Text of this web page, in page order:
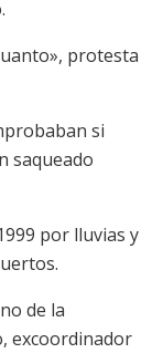
protesta
si
saqueado
por lluvias y
de la
excoordinador